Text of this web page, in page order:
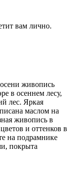
вам лично.
живопись
в осеннем лесу,
лес. Яркая
маслом на
живопись в
и оттенков в
на подрамнике
покрыта